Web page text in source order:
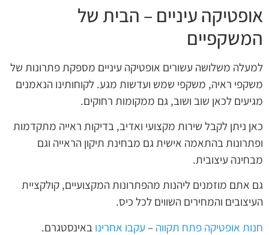
אופטיקה עיניים – הבית של
המשקפיים
למעלה משלושה עשורים אופטיקה עיניים מספקת פתרונות של
משקפי ראיה, משקפי שמש ועדשות מגע. לקוחותינו הנאמנים
מגיעים לכאן שוב ושוב, גם ממקומות רחוקים.
כאן ניתן לקבל שירות מקצועי ואדיב, בדיקות ראייה מתקדמות
ופתרונות בהתאמה אישית גם מבחינת תיקון הראייה וגם
מבחינה עיצובית.
גם אתם מוזמנים ליהנות מהפתרונות המקצועיים, קולקציית
העיצובים והמחירים השווים לכל כיס.
חנות אופטיקה פתח תקווה – עקבו אחרינו באינסטגרם.